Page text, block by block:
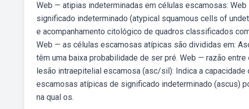
Web — atipias indeterminadas em células escamosas:
significado indeterminado (atypical squamous cells of
e acompanhamento citológico de quadros classificados
Web — as células escamosas atípicas são divididas em:
têm uma baixa probabilidade de ser pré. Web — razão
lesão intraepitelial escamosa (asc/sil): Indica a
escamosas atípicas de significado indeterminado (ascus)
na qual os.